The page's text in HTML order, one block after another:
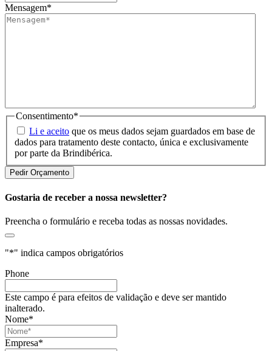
Mensagem*
Consentimento*
Li e aceito que os meus dados sejam guardados em base de
dados para tratamento deste contacto, única e exclusivamente
por parte da Brindibérica.
Gostaria de receber a nossa newsletter?
Preencha o formulário e receba todas as nossas novidades.
"*" indica campos obrigatórios
Phone
Este campo é para efeitos de validação e deve ser mantido
inalterado.
Nome*
Empresa*